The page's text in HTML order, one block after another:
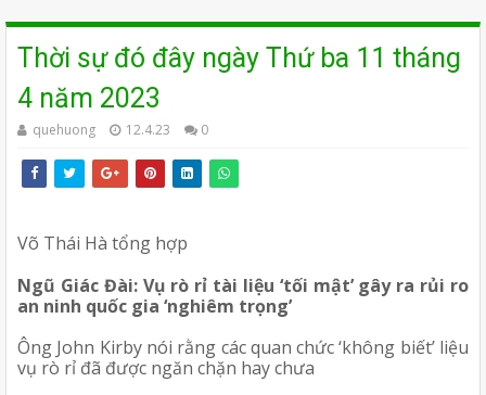
Thời sự đó đây ngày Thứ ba 11 tháng
4 năm 2023
quehuong 12.4.23 0
Võ Thái Hà tổng hợp
Ngũ Giác Đài: Vụ rò rỉ tài liệu ‘tối mật’ gây ra rủi ro
an ninh quốc gia ‘nghiêm trọng’
Ông John Kirby nói rằng các quan chức ‘không biết’ liệu
vụ rò rỉ đã được ngăn chặn hay chưa